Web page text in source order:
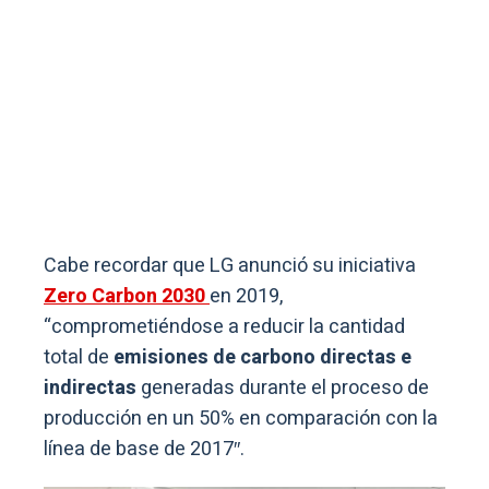
Cabe recordar que LG anunció su iniciativa
Zero Carbon 2030en 2019,
“comprometiéndose a reducir la cantidad
total de emisiones de carbono directas e
indirectas generadas durante el proceso de
producción en un 50% en comparación con la
línea de base de 2017″.